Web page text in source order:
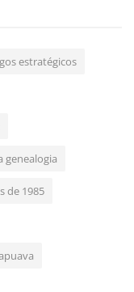
estratégicos
genealogia
de 1985